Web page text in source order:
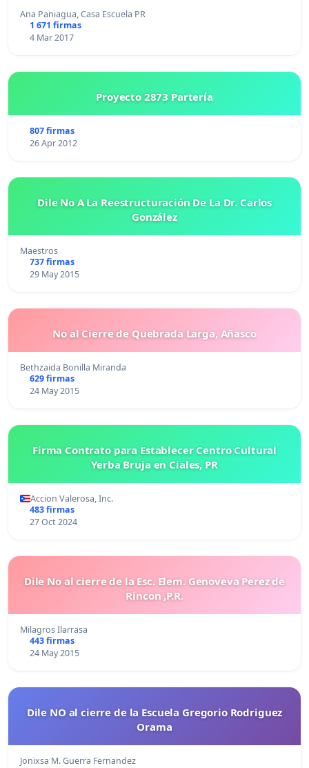
Ana Paniagua, Casa Escuela PR
1 671 firmas
4 Mar 2017
Proyecto 2873 Partería
807 firmas
26 Apr 2012
Dile No A La Reestructuración De La Dr. Carlos
González
Maestros
737 firmas
29 May 2015
No al Cierre de Quebrada Larga, Añasco
Bethzaida Bonilla Miranda
629 firmas
24 May 2015
Firma Contrato para Establecer Centro Cultural
Yerba Bruja en Ciales, PR
Accion Valerosa, Inc.
483 firmas
27 Oct 2024
Dile No al cierre de la Esc. Elem. Genoveva Perez de
Rincon ,P.R.
Milagros Ilarrasa
443 firmas
24 May 2015
Dile NO al cierre de la Escuela Gregorio Rodriguez
Orama
Jonixsa M. Guerra Fernandez